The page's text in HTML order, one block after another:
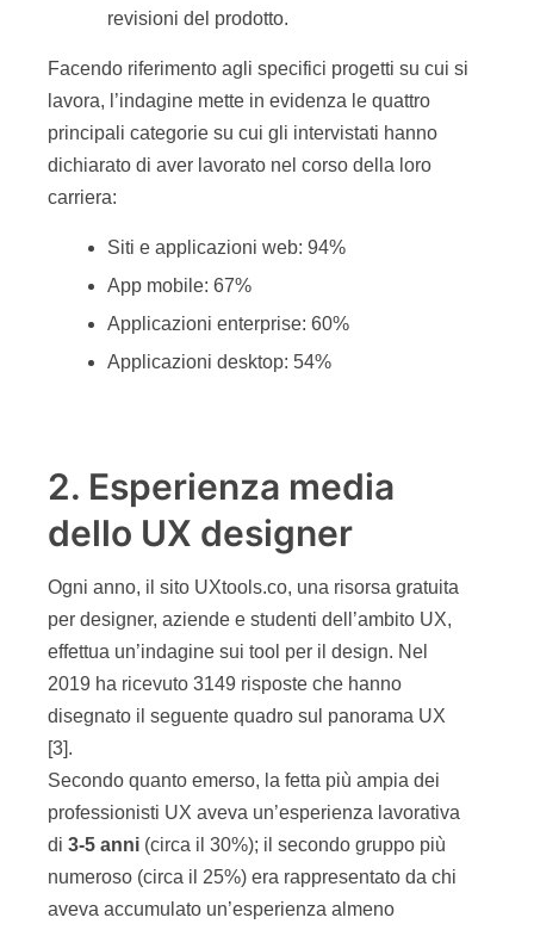
revisioni del prodotto.
Facendo riferimento agli specifici progetti su cui si
lavora, l’indagine mette in evidenza le quattro
principali categorie su cui gli intervistati hanno
dichiarato di aver lavorato nel corso della loro
carriera:
Siti e applicazioni web: 94%
App mobile: 67%
Applicazioni enterprise: 60%
Applicazioni desktop: 54%
2. Esperienza media
dello UX designer
Ogni anno, il sito UXtools.co, una risorsa gratuita
per designer, aziende e studenti dell’ambito UX,
effettua un’indagine sui tool per il design. Nel
2019 ha ricevuto 3149 risposte che hanno
disegnato il seguente quadro sul panorama UX
[3].
Secondo quanto emerso, la fetta più ampia dei
professionisti UX aveva un’esperienza lavorativa
di 3-5 anni (circa il 30%); il secondo gruppo più
numeroso (circa il 25%) era rappresentato da chi
aveva accumulato un’esperienza almeno